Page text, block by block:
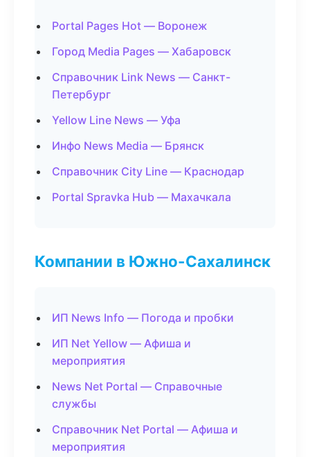
Portal Pages Hot — Воронеж
Город Media Pages — Хабаровск
Справочник Link News — Санкт-
Петербург
Yellow Line News — Уфа
Инфо News Media — Брянск
Справочник City Line — Краснодар
Portal Spravka Hub — Махачкала
Компании в Южно-Сахалинск
ИП News Info — Погода и пробки
ИП Net Yellow — Афиша и
мероприятия
News Net Portal — Справочные
службы
Справочник Net Portal — Афиша и
мероприятия